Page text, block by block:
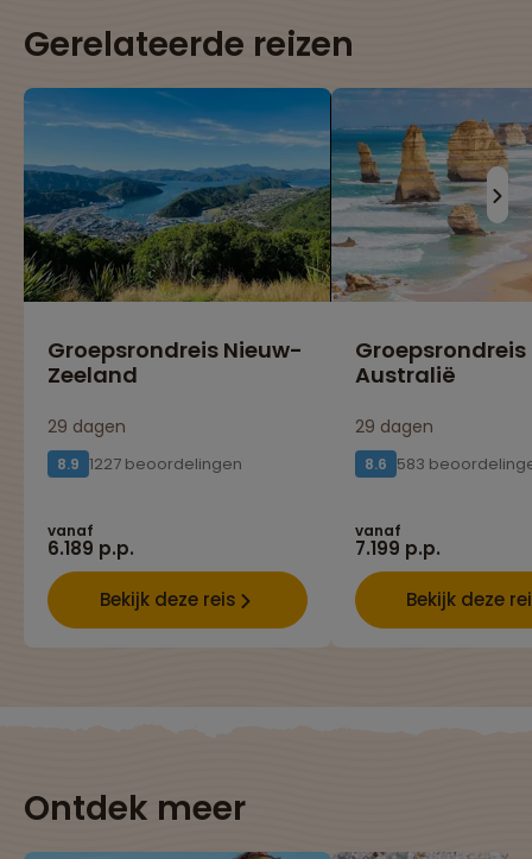
Gerelateerde reizen
Groepsrondreis Nieuw-
Zeeland
29 dagen
8.9 1227 beoordelingen
vanaf
6.189 p.p.
Bekijk deze reis
Groepsrondreis
Australië
29 dagen
8.6 583
vanaf
7.199 p.p.
Bekijk deze
Ontdek meer